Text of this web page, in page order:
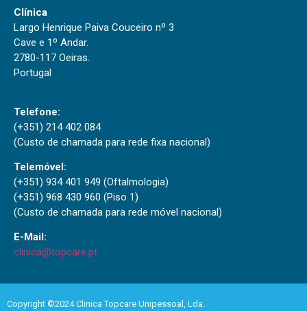
Clínica
Largo Henrique Paiva Couceiro nº 3
Cave e 1º Andar.
2780-117 Oeiras.
Portugal
Telefone:
(+351) 214 402 084
(Custo de chamada para rede fixa nacional)
Telemóvel:
(+351) 934 401 949 (Oftalmologia)
(+351) 968 430 960 (Piso 1)
(Custo de chamada para rede móvel nacional)
E-Mail:
clinica@topcare.pt
Copyright ©2024 Clinica Topcare Unipessoal, Lda.